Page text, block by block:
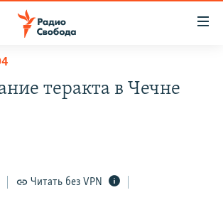
теракта в Чечне
Читать без VPN